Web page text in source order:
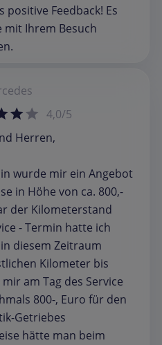
positive Feedback! Es
mit Ihrem Besuch
4,0/5
Herren,
wurde mir ein Angebot
in Höhe von ca. 800,-
der Kilometerstand
- Termin hatte ich
diesem Zeitraum
Kilometer bis
am Tag des Service
800-, Euro für den
Getriebes
hätte man beim